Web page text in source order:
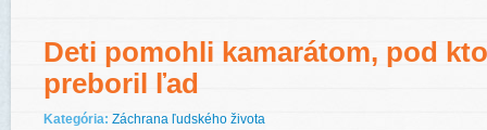
Deti pomohli kamarátom, pod
preboril ľad
Kategória: Záchrana ľudského života